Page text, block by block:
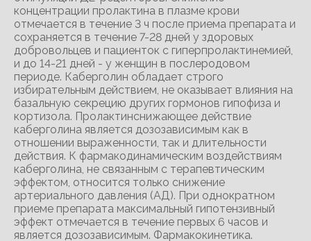
концентрации пролактина в плазме крови
отмечается в течение 3 ч после приема препарата и
сохраняется в течение 7-28 дней у здоровых
добровольцев и пациенток с гиперпролактинемией,
и до 14-21 дней - у женщин в послеродовом
периоде. Каберголин обладает строго
избирательным действием, не оказывает влияния на
базальную секрецию других гормонов гипофиза и
кортизола. Пролактинснижающее действие
каберголина является дозозависимым как в
отношении выраженности, так и длительности
действия. К фармакодинамическим воздействиям
каберголина, не связанным с терапевтическим
эффектом, относится только снижение
артериального давления (АД). При однократном
приеме препарата максимальный гипотензивный
эффект отмечается в течение первых 6 часов и
является дозозависимым. Фармакокинетика.